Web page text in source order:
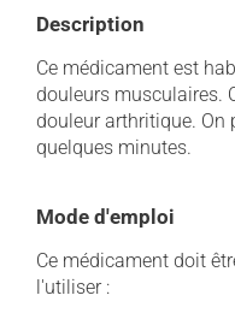
Description
Ce médicament est
douleurs musculaires.
douleur arthritique. On
quelques minutes.
Mode d'emploi
Ce médicament doit
l'utiliser :